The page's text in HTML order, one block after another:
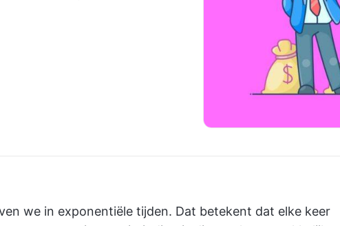
we in exponentiële tijden. Dat betekent dat elke keer